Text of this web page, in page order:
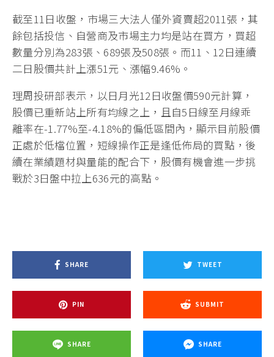
截至11日收盤，市場三大法人僅外資賣超2011張，其
餘包括投信、自營商及市場主力均是站在買方，買超
數量分別為283張、689張及508張。而11、12日連續
二日股價共計上漲51元、漲幅9.46%。
理周投研部表示，以日月光12日收盤價590元計算，
股價已重新站上所有均線之上，且自5日線至月線乖
離率在-1.77%至-4.18%的偏低區間內，顯示目前股價
正處於低檔位置，短線操作正是逢低佈局的買點，後
續在業績題材與量能的配合下，股價有機會進一步挑
戰於3日盤中拉上636元的高點。
SHARE TWEET
PIN SUBMIT
SHARE SHARE